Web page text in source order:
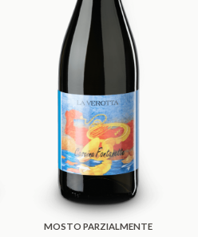
MOSTO PARZIALMENTE